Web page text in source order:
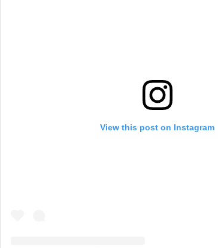
View this post on Instagram